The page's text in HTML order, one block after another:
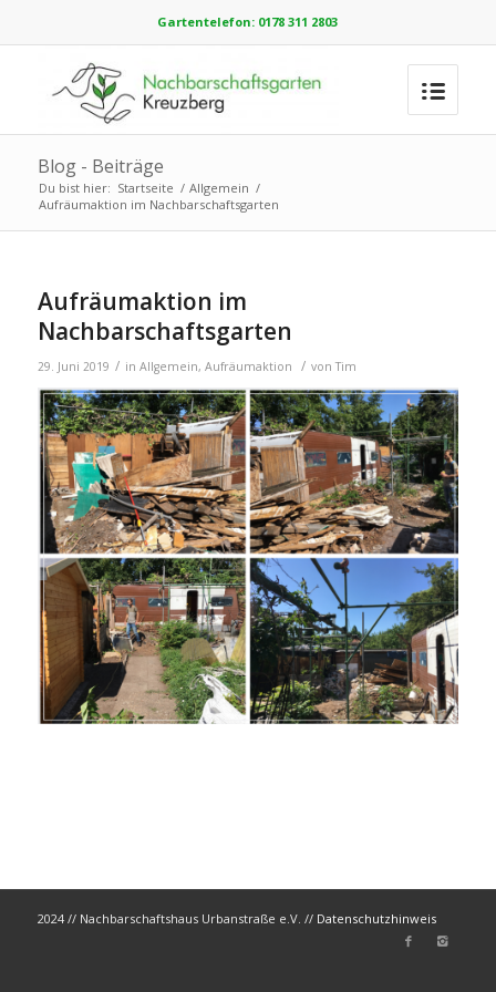
Gartentelefon: 0178 311 2803
Blog - Beiträge
Du bist hier: Startseite / Allgemein /
Aufräumaktion im Nachbarschaftsgarten
Aufräumaktion im
Nachbarschaftsgarten
29. Juni 2019 / in Allgemein, Aufräumaktion / vonTim
2024 // Nachbarschaftshaus Urbanstraße e.V. // Datenschutzhinweis